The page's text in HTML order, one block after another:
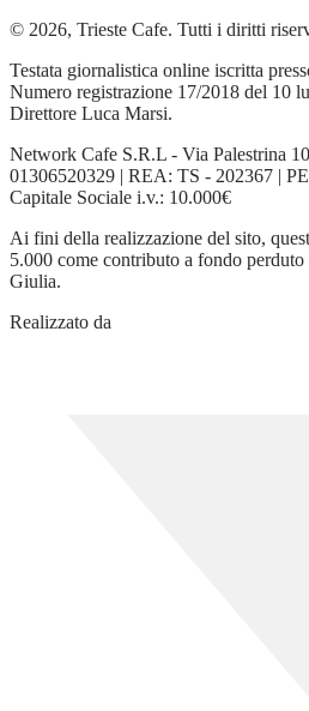
© 2026, Trieste Cafe. Tutti i diritti
Testata giornalistica online iscritta
Numero registrazione 17/2018 del 10
Direttore Luca Marsi.
Network Cafe S.R.L - Via Palestrina
01306520329 | REA: TS - 202367 |
Capitale Sociale i.v.: 10.000€
Ai fini della realizzazione del sito,
5.000 come contributo a fondo
Giulia.
Realizzato da